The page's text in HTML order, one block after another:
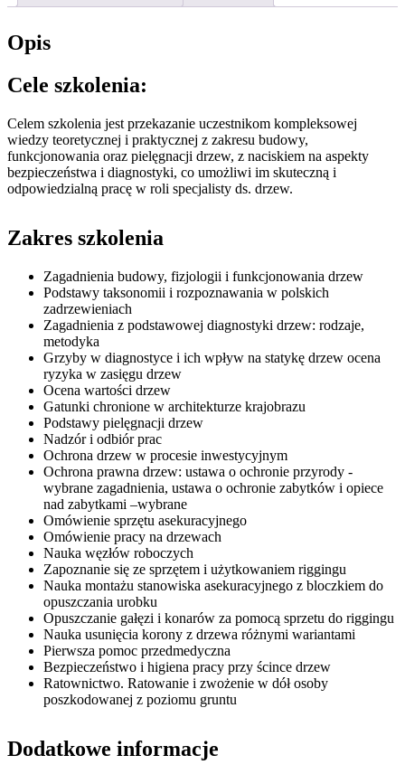
Opis
Cele szkolenia:
Celem szkolenia jest przekazanie uczestnikom kompleksowej
wiedzy teoretycznej i praktycznej z zakresu budowy,
funkcjonowania oraz pielęgnacji drzew, z naciskiem na aspekty
bezpieczeństwa i diagnostyki, co umożliwi im skuteczną i
odpowiedzialną pracę w roli specjalisty ds. drzew.
Zakres szkolenia
Zagadnienia budowy, fizjologii i funkcjonowania drzew
Podstawy taksonomii i rozpoznawania w polskich
zadrzewieniach
Zagadnienia z podstawowej diagnostyki drzew: rodzaje,
metodyka
Grzyby w diagnostyce i ich wpływ na statykę drzew ocena
ryzyka w zasięgu drzew
Ocena wartości drzew
Gatunki chronione w architekturze krajobrazu
Podstawy pielęgnacji drzew
Nadzór i odbiór prac
Ochrona drzew w procesie inwestycyjnym
Ochrona prawna drzew: ustawa o ochronie przyrody -
wybrane zagadnienia, ustawa o ochronie zabytków i opiece
nad zabytkami –wybrane
Omówienie sprzętu asekuracyjnego
Omówienie pracy na drzewach
Nauka węzłów roboczych
Zapoznanie się ze sprzętem i użytkowaniem riggingu
Nauka montażu stanowiska asekuracyjnego z bloczkiem do
opuszczania urobku
Opuszczanie gałęzi i konarów za pomocą sprzetu do riggingu
Nauka usunięcia korony z drzewa różnymi wariantami
Pierwsza pomoc przedmedyczna
Bezpieczeństwo i higiena pracy przy ścince drzew
Ratownictwo. Ratowanie i zwożenie w dół osoby
poszkodowanej z poziomu gruntu
Dodatkowe informacje